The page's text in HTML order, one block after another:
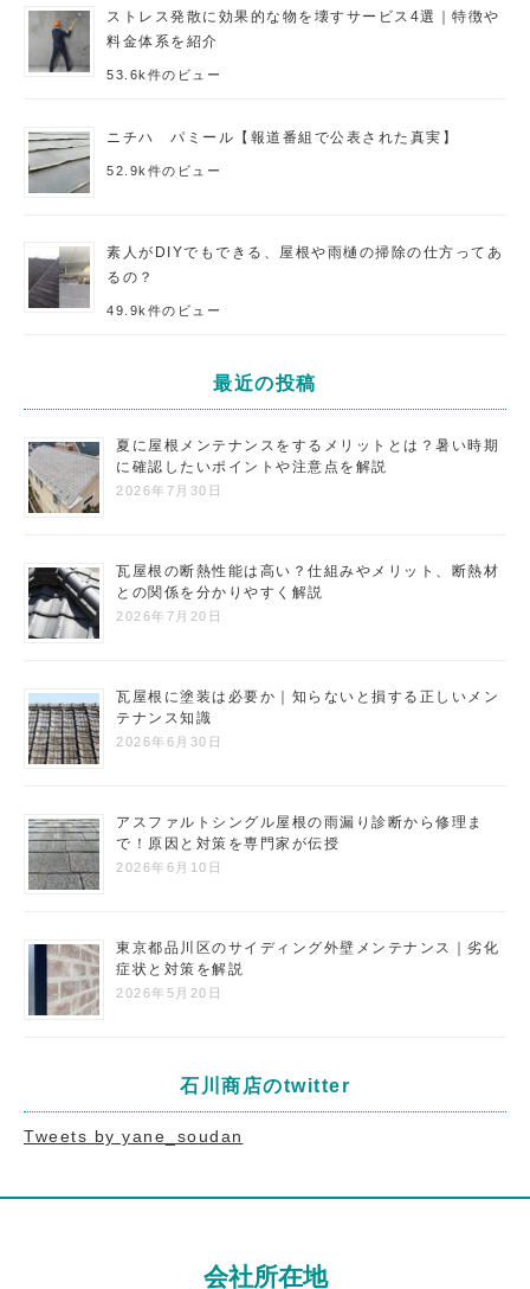
ストレス発散に効果的な物を壊すサービス4選｜特徴や
料金体系を紹介
53.6k件のビュー
ニチハ パミール【報道番組で公表された真実】
52.9k件のビュー
素人がDIYでもできる、屋根や雨樋の掃除の仕方ってあ
るの？
49.9k件のビュー
最近の投稿
夏に屋根メンテナンスをするメリットとは？暑い時期
に確認したいポイントや注意点を解説
2026年7月30日
瓦屋根の断熱性能は高い？仕組みやメリット、断熱材
との関係を分かりやすく解説
2026年7月20日
瓦屋根に塗装は必要か｜知らないと損する正しいメン
テナンス知識
2026年6月30日
アスファルトシングル屋根の雨漏り診断から修理ま
で！原因と対策を専門家が伝授
2026年6月10日
東京都品川区のサイディング外壁メンテナンス｜劣化
症状と対策を解説
2026年5月20日
石川商店のtwitter
Tweets by yane_soudan
会社所在地